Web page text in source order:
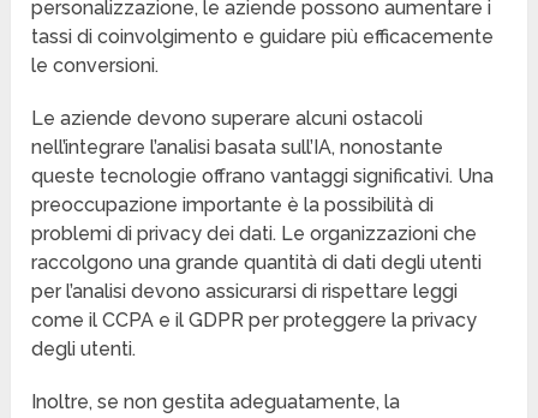
personalizzazione, le aziende possono aumentare i
tassi di coinvolgimento e guidare più efficacemente
le conversioni.
Le aziende devono superare alcuni ostacoli
nell’integrare l’analisi basata sull’IA, nonostante
queste tecnologie offrano vantaggi significativi. Una
preoccupazione importante è la possibilità di
problemi di privacy dei dati. Le organizzazioni che
raccolgono una grande quantità di dati degli utenti
per l’analisi devono assicurarsi di rispettare leggi
come il CCPA e il GDPR per proteggere la privacy
degli utenti.
Inoltre, se non gestita adeguatamente, la